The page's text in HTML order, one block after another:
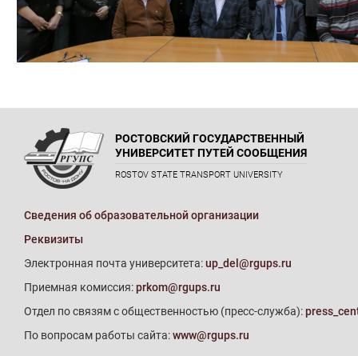
РОСТОВСКИЙ ГОСУДАРСТВЕННЫЙ
УНИВЕРСИТЕТ ПУТЕЙ СООБЩЕНИЯ
ROSTOV STATE TRANSPORT UNIVERSITY
Сведения об образовательной организации
Реквизиты
Электронная почта университета:up_del@rgups.ru
Приемная комиссия:prkom@rgups.ru
Отдел по связям с общественностью (пресс-служба):
По вопросам работы сайта:www@rgups.ru